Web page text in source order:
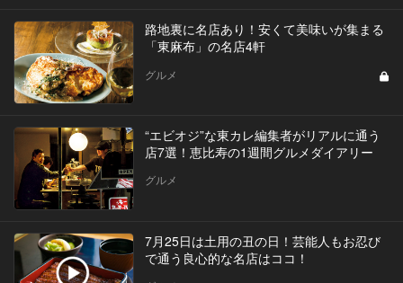
路地裏に名店あり！安くて美味いが集まる
「東麻布」の名店4軒
グルメ
“エビオジ”な東カレ編集者がリアルに通う
店7選！恵比寿の1週間グルメダイアリー
グルメ
7月25日は土用の丑の日！芸能人もお忍び
で通う良心的な名店はココ！